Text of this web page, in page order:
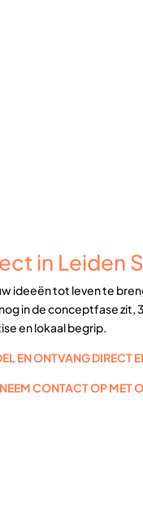
in Leiden
ideeën tot leven te
in de conceptfase zit,
en lokaal begrip.
EN ONTVANG DIRECT
CONTACT OP MET